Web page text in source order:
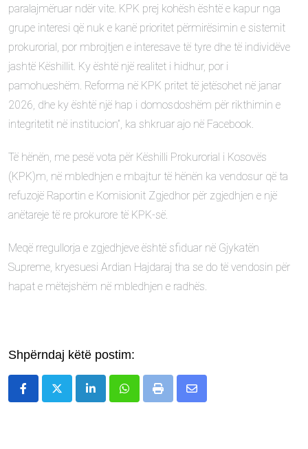
paralajmëruar ndër vite. KPK prej kohësh është e kapur nga
grupe interesi që nuk e kanë prioritet përmirësimin e sistemit
prokurorial, por mbrojtjen e interesave të tyre dhe të individëve
jashtë Këshillit. Ky është një realitet i hidhur, por i
pamohueshëm. Reforma në KPK pritet të jetësohet në janar
2026, dhe ky është një hap i domosdoshëm për rikthimin e
integritetit në institucion”, ka shkruar ajo në Facebook.
Të hënën, me pesë vota për Këshilli Prokurorial i Kosovës
(KPK)m, në mbledhjen e mbajtur të hënën ka vendosur që ta
refuzojë Raportin e Komisionit Zgjedhor për zgjedhjen e një
anëtareje të re prokurore të KPK-së.
Meqë rregullorja e zgjedhjeve është sfiduar në Gjykatën
Supreme, kryesuesi Ardian Hajdaraj tha se do të vendosin për
hapat e mëtejshëm në mbledhjen e radhës.
Shpërndaj këtë postim:
LinkedInWhatsappPrint
Share